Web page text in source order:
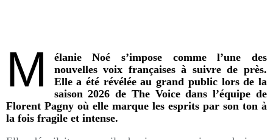
M
élanie Noé s’impose comme l’une des
nouvelles voix françaises à suivre de près.
Elle a été révélée au grand public lors de la
saison 2026 de The Voice dans l’équipe de
Florent Pagny où elle marque les esprits par son ton à
la fois fragile et intense.